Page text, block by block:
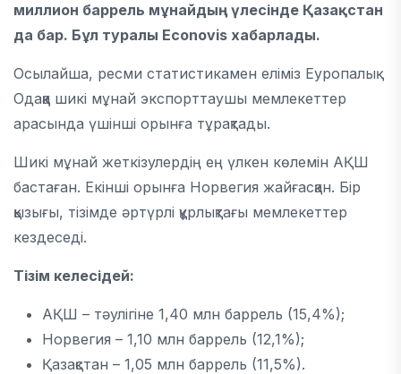
миллион баррель мұнайдың үлесінде Қазақстан
да бар. Бұл туралы Econovis хабарлады.
Осылайша, ресми статистикамен еліміз Еуропалық
Одаққа шикі мұнай экспорттаушы мемлекеттер
арасында үшінші орынға тұрақтады.
Шикі мұнай жеткізулердің ең үлкен көлемін АҚШ
бастаған. Екінші орынға Норвегия жайғасқан. Бір
қызығы, тізімде әртүрлі құрлықтағы мемлекеттер
кездеседі.
Тізім келесідей:
АҚШ – тәулігіне 1,40 млн баррель (15,4%);
Норвегия – 1,10 млн баррель (12,1%);
Қазақстан – 1,05 млн баррель (11,5%).